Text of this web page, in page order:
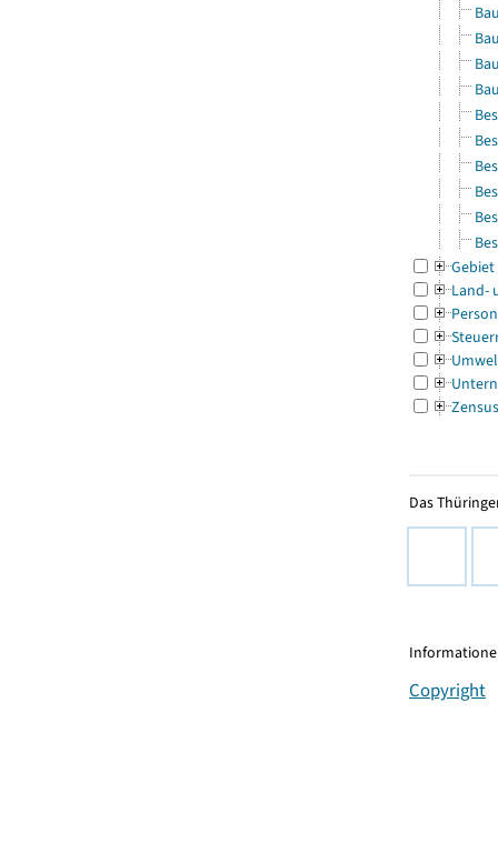
Gebiet
Land-
Zensus
Das
Copyright